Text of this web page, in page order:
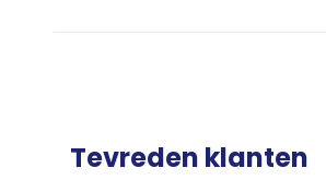
Tevreden klanten